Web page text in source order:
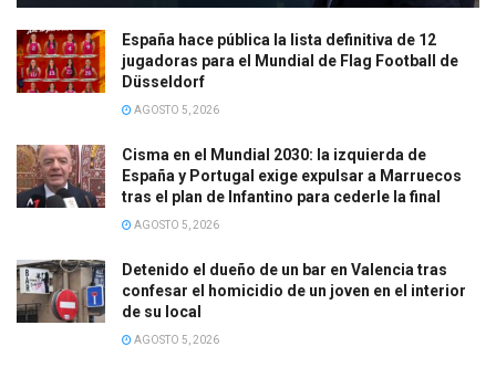
España hace pública la lista definitiva de 12
jugadoras para el Mundial de Flag Football de
Düsseldorf
AGOSTO 5, 2026
Cisma en el Mundial 2030: la izquierda de
España y Portugal exige expulsar a Marruecos
tras el plan de Infantino para cederle la final
AGOSTO 5, 2026
Detenido el dueño de un bar en Valencia tras
confesar el homicidio de un joven en el interior
de su local
AGOSTO 5, 2026